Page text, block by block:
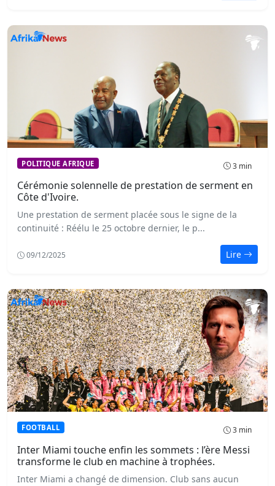
POLITIQUE AFRIQUE 3 min
Cérémonie solennelle de prestation de serment en
Côte d'Ivoire.
Une prestation de serment placée sous le signe de la
continuité : Réélu le 25 octobre dernier, le p...
09/12/2025 Lire
FOOTBALL 3 min
Inter Miami touche enfin les sommets : l’ère Messi
transforme le club en machine à trophées.
Inter Miami a changé de dimension. Club sans aucun